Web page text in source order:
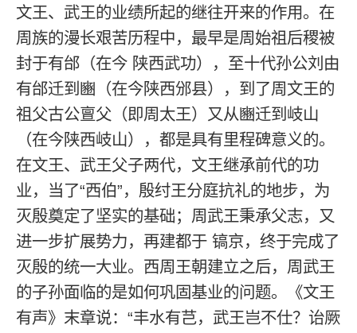
文王、武王的业绩所起的继往开来的作用。在
周族的漫长艰苦历程中，最早是周始祖后稷被
封于有邰（在今 陕西武功），至十代孙公刘由
有邰迁到豳（在今陕西邠县），到了周文王的
祖父古公亶父（即周太王）又从豳迁到岐山
（在今陕西岐山），都是具有里程碑意义的。
在文王、武王父子两代，文王继承前代的功
业，当了“西伯”，殷纣王分庭抗礼的地步，为
灭殷奠定了坚实的基础；周武王秉承父志，又
进一步扩展势力，再建都于 镐京，终于完成了
灭殷的统一大业。西周王朝建立之后，周武王
的子孙面临的是如何巩固基业的问题。《文王
有声》末章说：“丰水有芑，武王岂不仕？诒厥